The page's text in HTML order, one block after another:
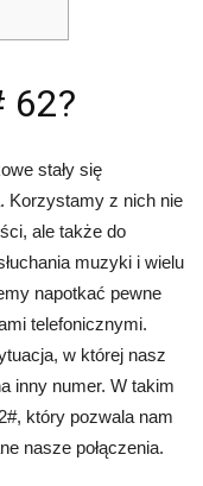
62?
stały się
Korzystamy z nich nie
ale także do
muzyki i wielu
napotkać pewne
telefonicznymi.
w której nasz
inny numer. W takim
który pozwala nam
nasze połączenia.